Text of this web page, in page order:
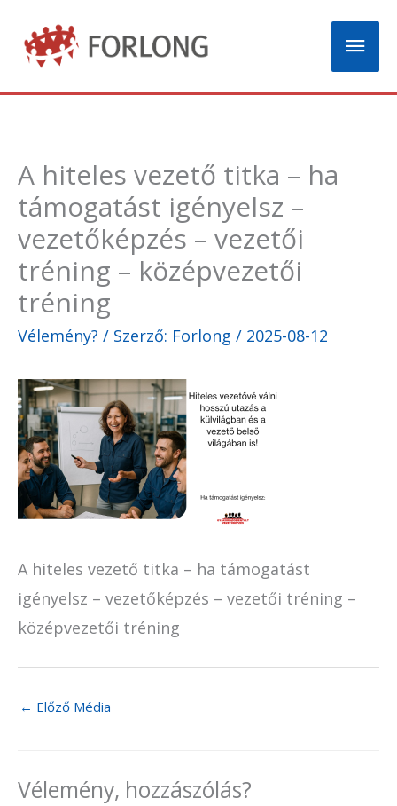
content
Main
A hiteles vezető titka – ha
támogatást igényelsz –
vezetőképzés – vezetői
tréning – középvezetői
tréning
Vélemény? / Szerző: Forlong / 2025-08-12
A hiteles vezető titka – ha támogatást
igényelsz – vezetőképzés – vezetői tréning –
középvezetői tréning
← Előző Média
Vélemény, hozzászólás?